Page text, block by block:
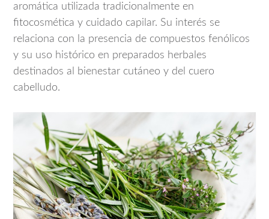
aromática utilizada tradicionalmente en
fitocosmética y cuidado capilar. Su interés se
relaciona con la presencia de compuestos fenólicos
y su uso histórico en preparados herbales
destinados al bienestar cutáneo y del cuero
cabelludo.